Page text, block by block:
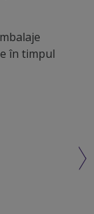
în timpul